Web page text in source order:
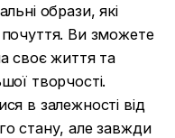
образи, які
Ви зможете
своє життя та
творчості.
в залежності від
стану, але завжди